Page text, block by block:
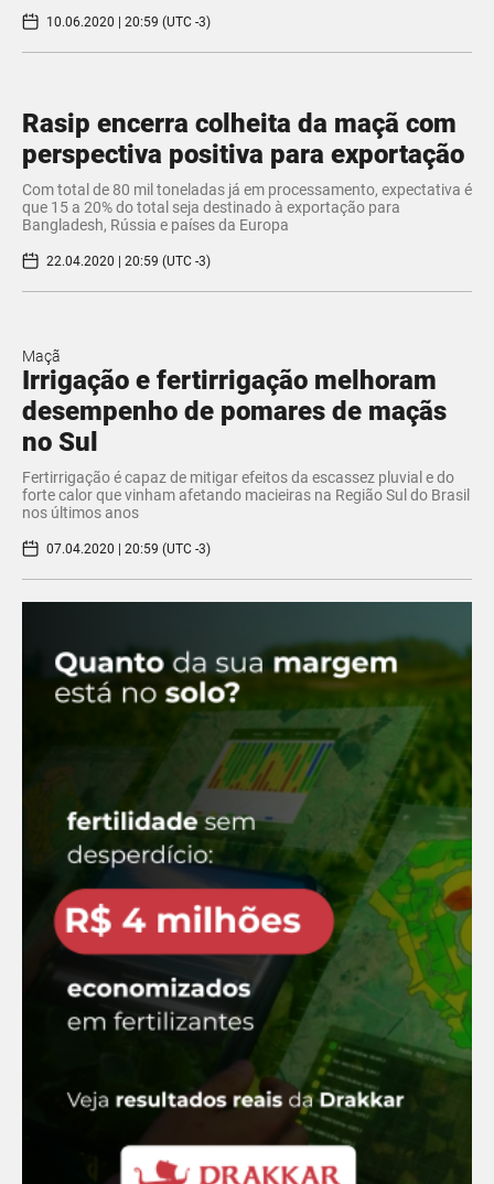
10.06.2020 | 20:59 (UTC -3)
Rasip encerra colheita da maçã com
perspectiva positiva para exportação
Com total de 80 mil toneladas já em processamento, expectativa é
que 15 a 20% do total seja destinado à exportação para
Bangladesh, Rússia e países da Europa
22.04.2020 | 20:59 (UTC -3)
Maçã
Irrigação e fertirrigação melhoram
desempenho de pomares de maçãs
no Sul
Fertirrigação é capaz de mitigar efeitos da escassez pluvial e do
forte calor que vinham afetando macieiras na Região Sul do Brasil
nos últimos anos
07.04.2020 | 20:59 (UTC -3)